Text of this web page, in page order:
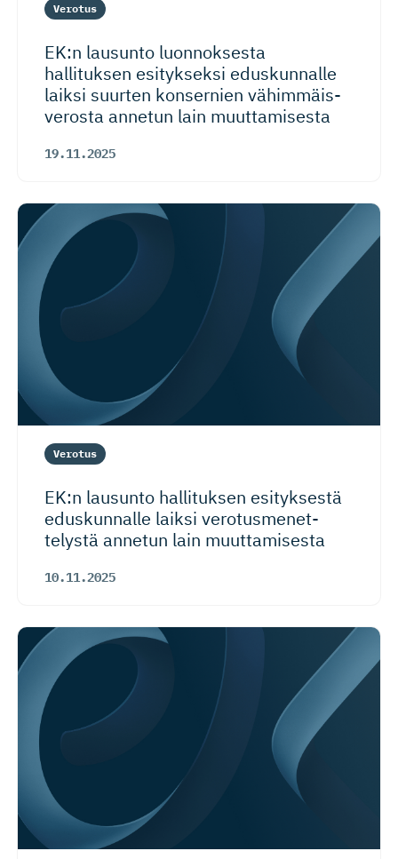
Verotus
EK:n lausunto luonnoksesta
hallituksen esitykseksi eduskunnalle
laiksi suurten konsernien vähimmäis­
verosta annetun lain muuttamisesta
19.11.2025
Verotus
EK:n lausunto hallituksen esityksestä
eduskunnalle laiksi verotusme­net­
telystä annetun lain muuttamisesta
10.11.2025